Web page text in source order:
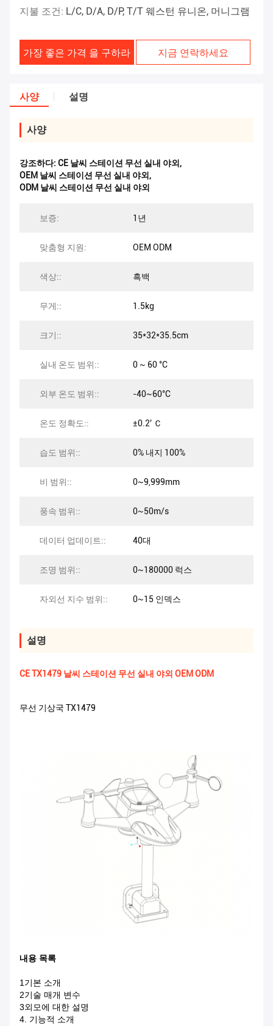
지불 조건: L/C, D/A, D/P, T/T 웨스턴 유니온, 머니그램
가장 좋은 가격 을 구하라 지금 연락하세요
사양 설명
사양
강조하다: CE 날씨 스테이션 무선 실내 야외,
OEM 날씨 스테이션 무선 실내 야외,
ODM 날씨 스테이션 무선 실내 야외
보증: 1년
맞춤형 지원: OEM ODM
색상:: 흑백
무게:: 1.5kg
크기:: 35*32*35.5cm
실내 온도 범위:: 0 ~ 60 °C
외부 온도 범위:: -40~60°C
온도 정확도:: ±0.2' Ｃ
습도 범위:: 0% 내지 100%
비 범위:: 0~9,999mm
풍속 범위:: 0~50m/s
데이터 업데이트:: 40대
조명 범위:: 0~180000 럭스
자외선 지수 범위:: 0~15 인덱스
설명
CE TX1479 날씨 스테이션 무선 실내 야외 OEM ODM
무선 기상국 TX1479
내용 목록
1기본 소개
2기술 매개 변수
3외모에 대한 설명
4. 기능적 소개